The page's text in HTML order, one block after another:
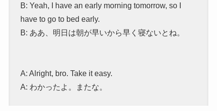
B: Yeah, I have an early morning tomorrow, so I
have to go to bed early.
B: ああ、明日は朝が早いから早く寝ないとね。
A: Alright, bro. Take it easy.
A: わかったよ。またな。